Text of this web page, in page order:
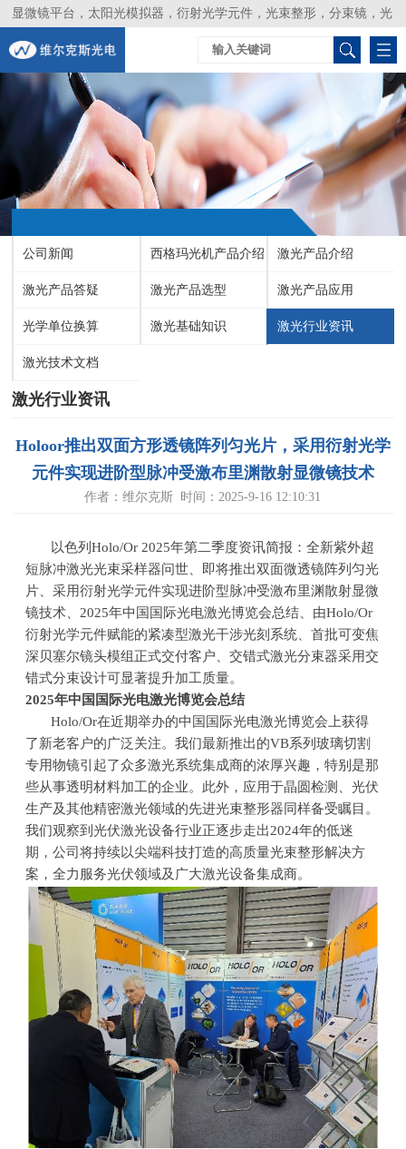
显微镜平台，太阳光模拟器，衍射光学元件，光束整形，分束镜，光
谱仪，生物激光器，光束分析仪，Layertec
公司新闻 西格玛光机产品介绍 激光产品介绍
激光产品答疑 激光产品选型 激光产品应用
光学单位换算 激光基础知识 激光行业资讯
激光技术文档
激光行业资讯
Holoor推出双面方形透镜阵列匀光片，采用衍射光学
元件实现进阶型脉冲受激布里渊散射显微镜技术
作者：维尔克斯 时间：2025-9-16 12:10:31
以色列Holo/Or 2025年第二季度资讯简报：全新紫外超
短脉冲激光光束采样器问世、即将推出双面微透镜阵列匀光
片、采用衍射光学元件实现进阶型脉冲受激布里渊散射显微
镜技术、 2025年中国国际光电激光博览会总结、由Holo/Or
衍射光学元件赋能的紧凑型激光干涉光刻系统、首批可变焦
深贝塞尔镜头模组正式交付客户、交错式激光分束器采用交
错式分束设计可显著提升加工质量。
2025年中国国际光电激光博览会总结
Holo/Or在近期举办的中国国际光电激光博览会上获得
了新老客户的广泛关注。我们最新推出的VB系列玻璃切割
专用物镜引起了众多激光系统集成商的浓厚兴趣，特别是那
些从事透明材料加工的企业。此外，应用于晶圆检测、光伏
生产及其他精密激光领域的先进光束整形器同样备受瞩目。
我们观察到光伏激光设备行业正逐步走出2024年的低迷
期，公司将持续以尖端科技打造的高质量光束整形解决方
案，全力服务光伏领域及广大激光设备集成商。